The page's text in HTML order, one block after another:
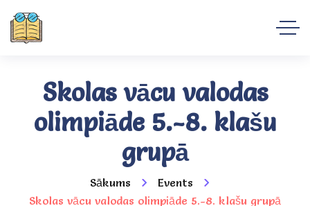
Skolas vācu valodas
olimpiāde 5.-8. klašu
grupā
Sākums
Events
Skolas vācu valodas olimpiāde 5.-8. klašu grupā